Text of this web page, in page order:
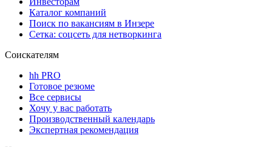
Каталог компаний
Поиск по вакансиям в Инзере
Сетка: соцсеть для нетворкинга
Соискателям
hh PRO
Готовое резюме
Все сервисы
Хочу у вас работать
Производственный календарь
Экспертная рекомендация